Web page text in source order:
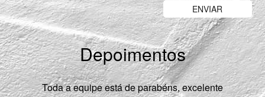
Depoimentos
Toda a equipe está de parabéns, excelente
Previous